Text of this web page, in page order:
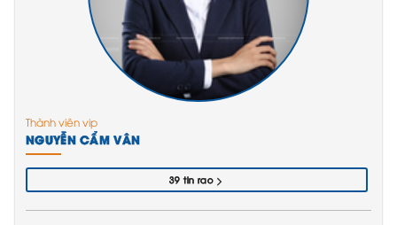
Thành viên vip
NGUYỄN CẨM VÂN
39 tin rao